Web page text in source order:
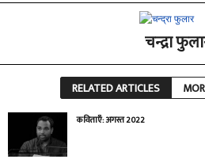
चन्द्रा
RELATED ARTICLES
कविताएँ: अगस्त 2022